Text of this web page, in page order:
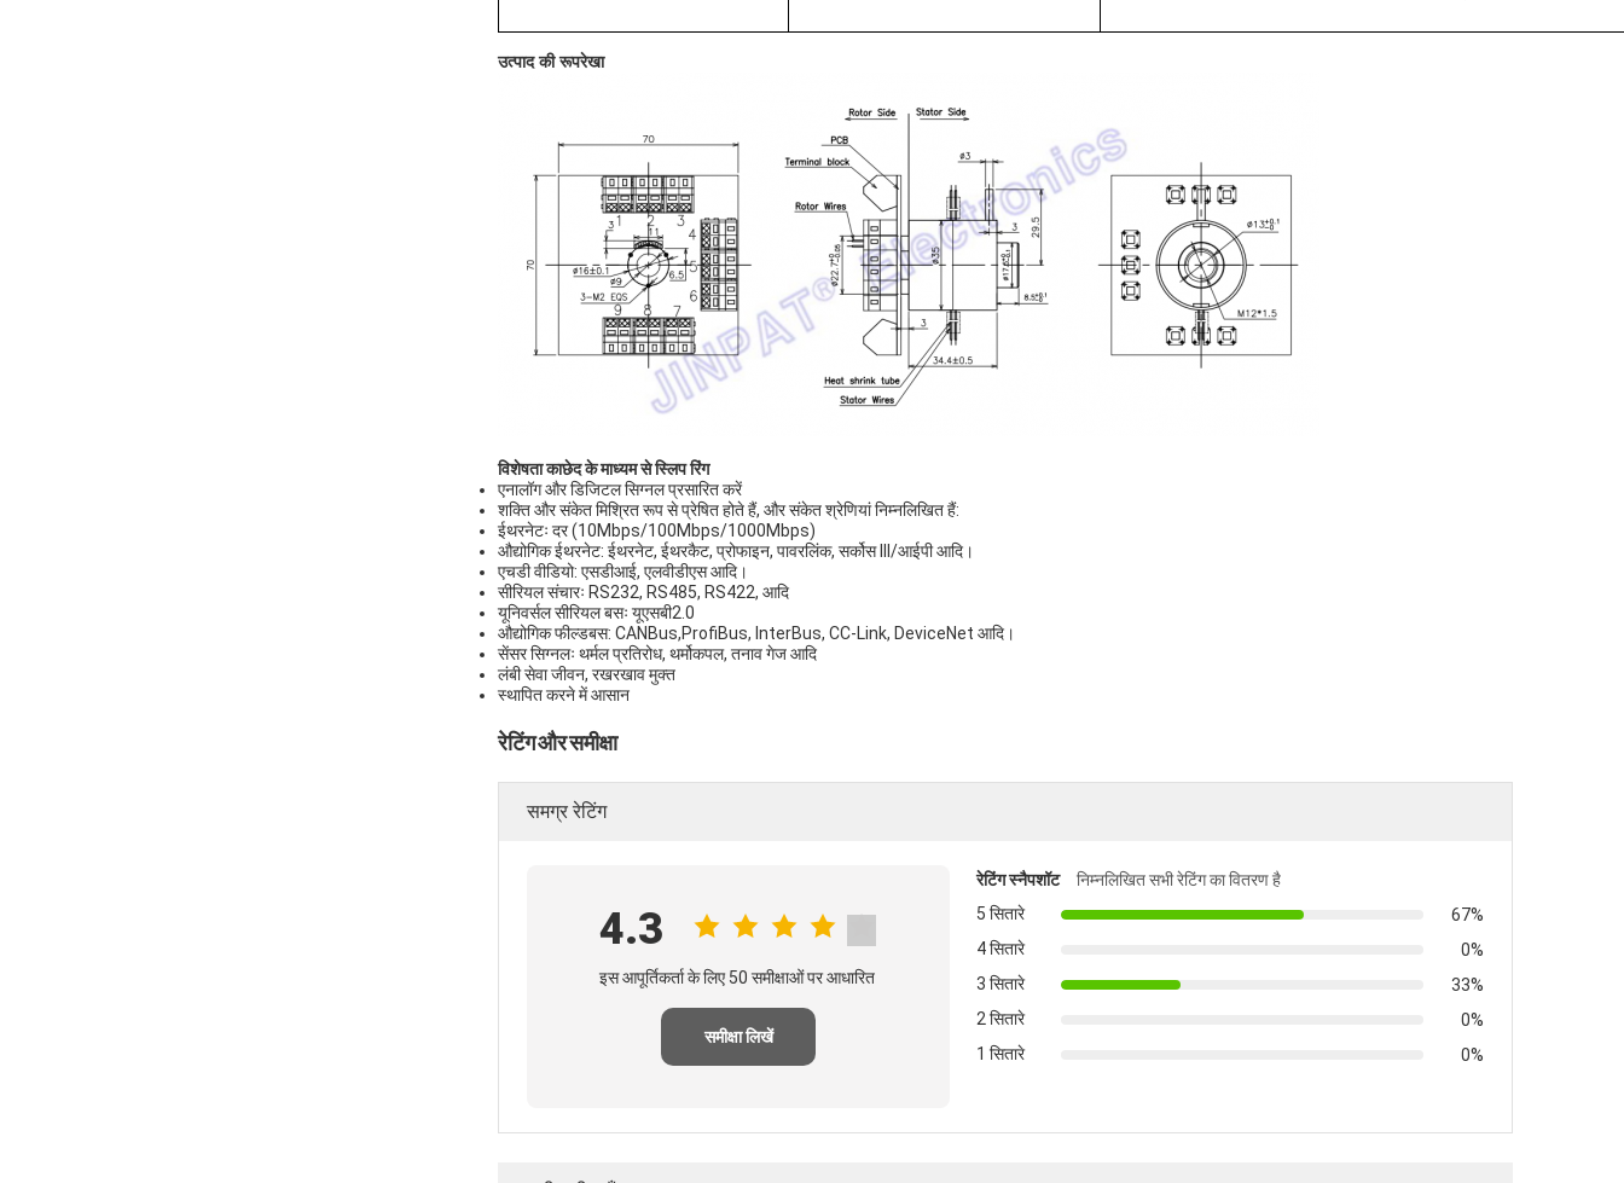
उत्पाद की रूपरेखा
विशेषताकाछेद के माध्यम से स्लिप रिंग
एनालॉग और डिजिटल सिग्नल प्रसारित करें
शक्ति और संकेत मिश्रित रूप से प्रेषित होते हैं, और संकेत श्रेणियां निम्नलिखित हैं:
ईथरनेटः दर (10Mbps/100Mbps/1000Mbps)
औद्योगिक ईथरनेट: ईथरनेट, ईथरकैट, प्रोफाइन, पावरलिंक, सर्कोस III/आईपी आदि।
एचडी वीडियो: एसडीआई, एलवीडीएस आदि।
सीरियल संचारः RS232, RS485, RS422, आदि
यूनिवर्सल सीरियल बसः यूएसबी2.0
औद्योगिक फील्डबस: CANBus,ProfiBus, InterBus, CC-Link, DeviceNet आदि।
सेंसर सिग्नलः थर्मल प्रतिरोध, थर्मोकपल, तनाव गेज आदि
लंबी सेवा जीवन, रखरखाव मुक्त
स्थापित करने में आसान
रेटिंग और समीक्षा
समग्र रेटिंग
4.3
इस आपूर्तिकर्ता के लिए 50 समीक्षाओं पर आधारित
समीक्षा लिखें
रेटिंग स्नैपशॉट
निम्नलिखित सभी रेटिंग का वितरण है
5 सितारे
67%
4 सितारे
0%
3 सितारे
33%
2 सितारे
0%
1 सितारे
0%